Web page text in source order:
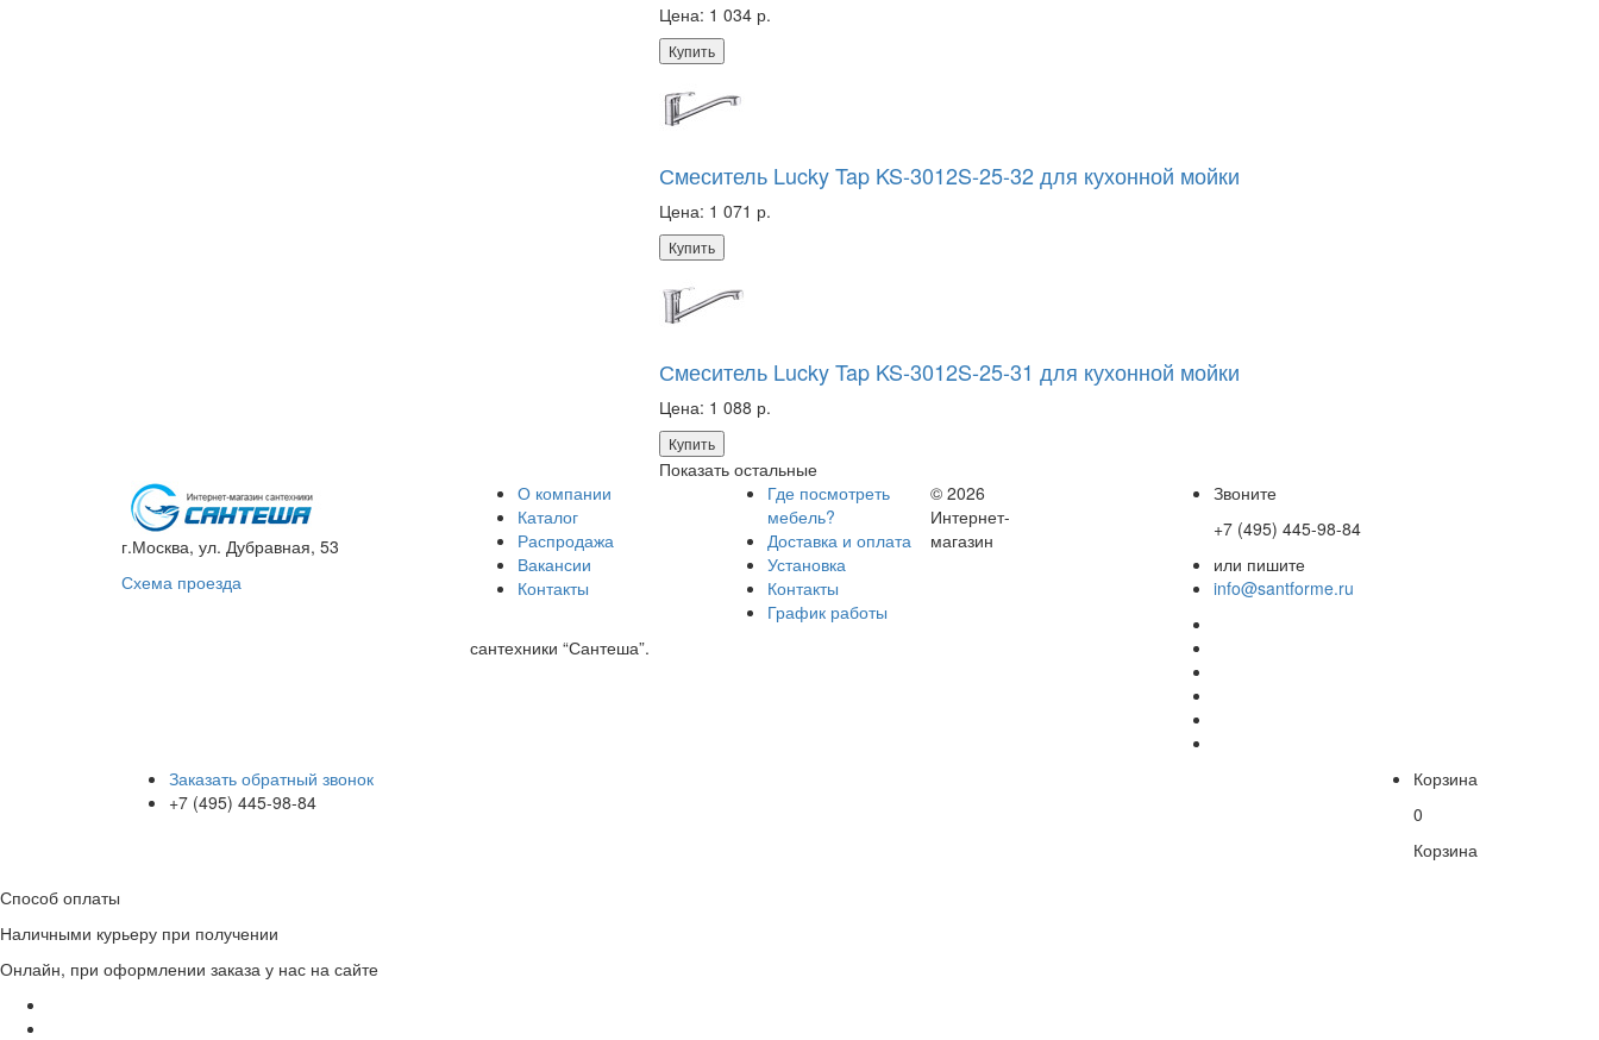
Цена: 1 034 р.
Купить
Смеситель Lucky Tap KS-3012S-25-32 для кухонной мойки
Цена: 1 071 р.
Купить
Смеситель Lucky Tap KS-3012S-25-31 для кухонной мойки
Цена: 1 088 р.
Купить
Показать остальные
г.Москва, ул. Дубравная, 53
Схема проезда
О компании
Каталог
Распродажа
Вакансии
Контакты
Где посмотреть
мебель?
Доставка и оплата
Установка
Контакты
График работы
© 2026
Интернет-
магазин
сантехники “Сантеша”.
Звоните
+7 (495) 445-98-84
или пишите
info@santforme.ru
Корзина
0
Корзина
Заказать обратный звонок
+7 (495) 445-98-84
Способ оплаты
Наличными курьеру при получении
Онлайн, при оформлении заказа у нас на сайте